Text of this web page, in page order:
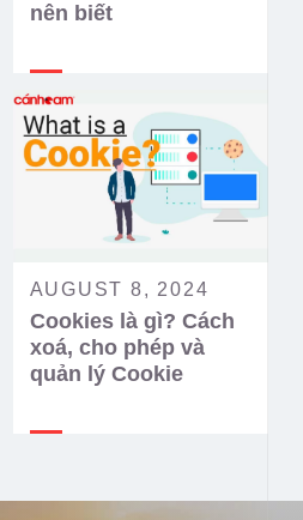
nên biết
AUGUST 8, 2024
Cookies là gì? Cách
xoá, cho phép và
quản lý Cookie